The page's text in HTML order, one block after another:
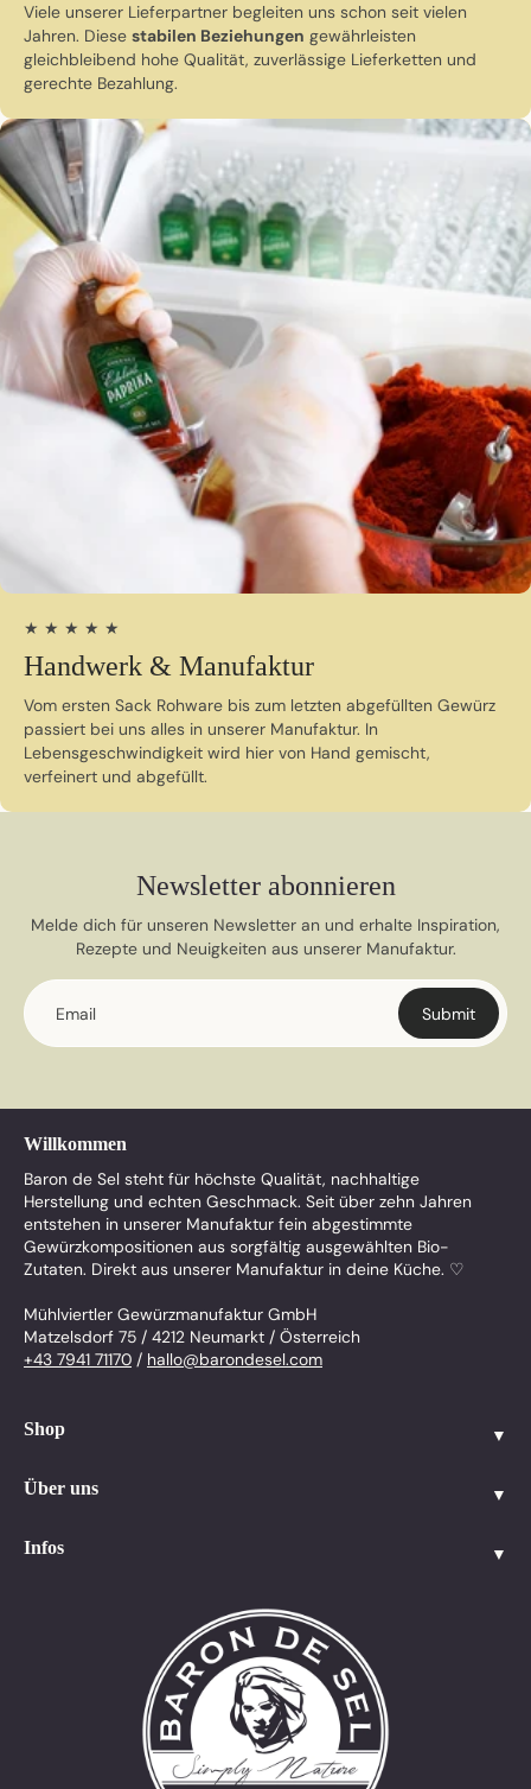
Viele unserer Lieferpartner begleiten uns schon seit vielen
Jahren. Diese stabilen Beziehungen gewährleisten
gleichbleibend hohe Qualität, zuverlässige Lieferketten und
gerechte Bezahlung.
★ ★ ★ ★ ★
Handwerk & Manufaktur
Vom ersten Sack Rohware bis zum letzten abgefüllten Gewürz
passiert bei uns alles in unserer Manufaktur. In
Lebensgeschwindigkeit wird hier von Hand gemischt,
verfeinert und abgefüllt.
Newsletter abonnieren
Melde dich für unseren Newsletter an und erhalte Inspiration,
Rezepte und Neuigkeiten aus unserer Manufaktur.
Email Submit
Willkommen
Baron de Sel steht für höchste Qualität, nachhaltige
Herstellung und echten Geschmack. Seit über zehn Jahren
entstehen in unserer Manufaktur fein abgestimmte
Gewürzkompositionen aus sorgfältig ausgewählten Bio-
Zutaten. Direkt aus unserer Manufaktur in deine Küche. ♡
Mühlviertler Gewürzmanufaktur GmbH
Matzelsdorf 75 / 4212 Neumarkt / Österreich
+43 7941 71170 / hallo@barondesel.com
Shop
▼
Gewürze
Geschenke
Über uns
▼
Kochkurse
Infos
▼